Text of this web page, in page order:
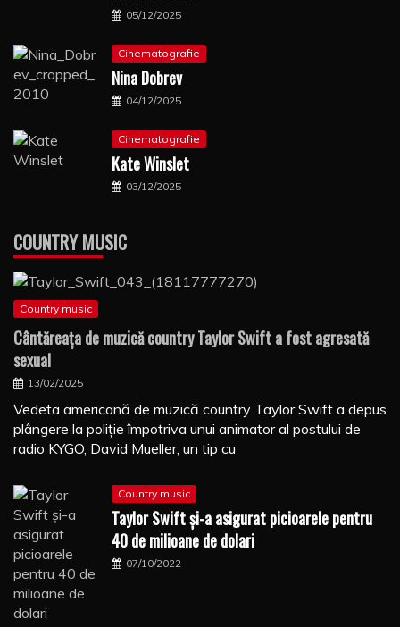
05/12/2025
Cinematografie
Nina Dobrev
04/12/2025
Cinematografie
Kate Winslet
03/12/2025
COUNTRY MUSIC
Country music
Cântăreaţa de muzică country Taylor Swift a fost agresată
sexual
13/02/2025
Vedeta americană de muzică country Taylor Swift a depus
plângere la poliţie împotriva unui animator al postului de
radio KYGO, David Mueller, un tip cu
Country music
Taylor Swift şi-a asigurat picioarele pentru
40 de milioane de dolari
07/10/2022